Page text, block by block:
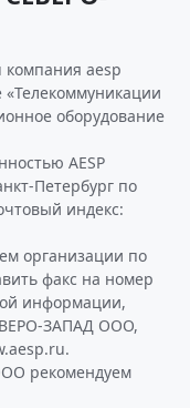
компания aesp
оборудование
AESP
Петербург по
индекс:
организации по
факс на номер
информации,
ЗАПАД ООО,
рекомендуем